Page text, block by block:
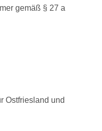
gemäß § 27 a
Ostfriesland und